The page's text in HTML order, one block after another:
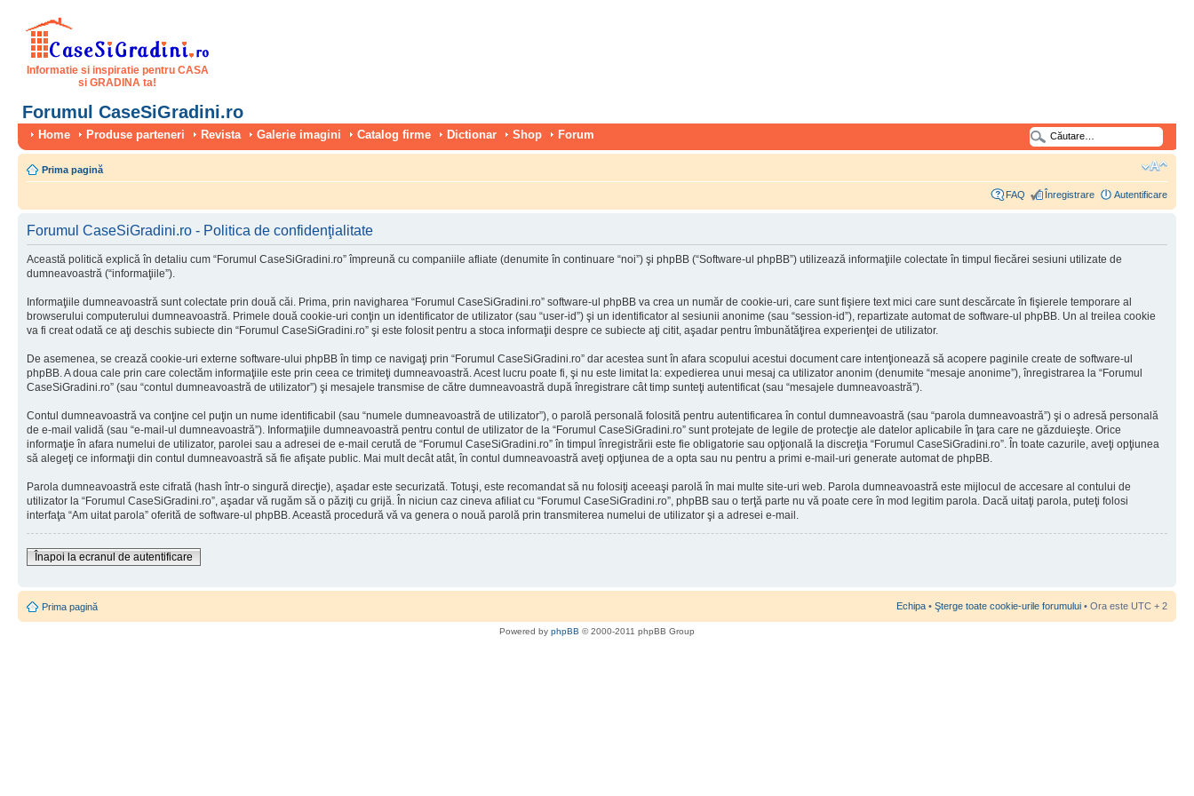
Informatie si inspiratie pentru CASA
si GRADINA ta!
Forumul CaseSiGradini.ro
Home Produse parteneri Revista Galerie imagini Catalog firme Dictionar Shop Forum
Prima pagină
FAQ Înregistrare Autentificare
Forumul CaseSiGradini.ro - Politica de confidenţialitate
Această politică explică în detaliu cum “Forumul CaseSiGradini.ro” împreună cu companiile afliate (denumite în continuare “noi”) şi phpBB (“Software-ul phpBB”) utilizează informaţiile colectate în timpul fiecărei sesiuni utilizate de
dumneavoastră (“informaţiile”).
Informaţiile dumneavoastră sunt colectate prin două căi. Prima, prin navigharea “Forumul CaseSiGradini.ro” software-ul phpBB va crea un număr de cookie-uri, care sunt fişiere text mici care sunt descărcate în fişierele temporare al
browserului computerului dumneavoastră. Primele două cookie-uri conţin un identificator de utilizator (sau “user-id”) şi un identificator al sesiunii anonime (sau “session-id”), repartizate automat de software-ul phpBB. Un al treilea cookie
va fi creat odată ce aţi deschis subiecte din “Forumul CaseSiGradini.ro” şi este folosit pentru a stoca informaţii despre ce subiecte aţi citit, aşadar pentru îmbunătăţirea experienţei de utilizator.
De asemenea, se crează cookie-uri externe software-ului phpBB în timp ce navigaţi prin “Forumul CaseSiGradini.ro” dar acestea sunt în afara scopului acestui document care intenţionează să acopere paginile create de software-ul
phpBB. A doua cale prin care colectăm informaţiile este prin ceea ce trimiteţi dumneavoastră. Acest lucru poate fi, şi nu este limitat la: expedierea unui mesaj ca utilizator anonim (denumite “mesaje anonime”), înregistrarea la “Forumul
CaseSiGradini.ro” (sau “contul dumneavoastră de utilizator”) şi mesajele transmise de către dumneavoastră după înregistrare cât timp sunteţi autentificat (sau “mesajele dumneavoastră”).
Contul dumneavoastră va conţine cel puţin un nume identificabil (sau “numele dumneavoastră de utilizator”), o parolă personală folosită pentru autentificarea în contul dumneavoastră (sau “parola dumneavoastră”) şi o adresă personală
de e-mail validă (sau “e-mail-ul dumneavoastră”). Informaţiile dumneavoastră pentru contul de utilizator de la “Forumul CaseSiGradini.ro” sunt protejate de legile de protecţie ale datelor aplicabile în ţara care ne găzduieşte. Orice
informaţie în afara numelui de utilizator, parolei sau a adresei de e-mail cerută de “Forumul CaseSiGradini.ro” în timpul înregistrării este fie obligatorie sau opţională la discreţia “Forumul CaseSiGradini.ro”. În toate cazurile, aveţi opţiunea
să alegeţi ce informaţii din contul dumneavoastră să fie afişate public. Mai mult decât atât, în contul dumneavoastră aveţi opţiunea de a opta sau nu pentru a primi e-mail-uri generate automat de phpBB.
Parola dumneavoastră este cifrată (hash într-o singură direcţie), aşadar este securizată. Totuşi, este recomandat să nu folosiţi aceeaşi parolă în mai multe site-uri web. Parola dumneavoastră este mijlocul de accesare al contului de
utilizator la “Forumul CaseSiGradini.ro”, aşadar vă rugăm să o păziţi cu grijă. În niciun caz cineva afiliat cu “Forumul CaseSiGradini.ro”, phpBB sau o terţă parte nu vă poate cere în mod legitim parola. Dacă uitaţi parola, puteţi folosi
interfaţa “Am uitat parola” oferită de software-ul phpBB. Această procedură vă va genera o nouă parolă prin transmiterea numelui de utilizator şi a adresei e-mail.
Înapoi la ecranul de autentificare
Prima pagină Echipa • Şterge toate cookie-urile forumului • Ora este UTC + 2
Powered by phpBB © 2000-2011 phpBB Group